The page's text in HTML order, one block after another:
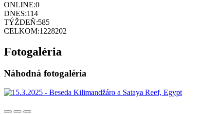
ONLINE:0
DNES:114
TÝŽDEŇ:585
CELKOM:1228202
Fotogaléria
Náhodná fotogaléria